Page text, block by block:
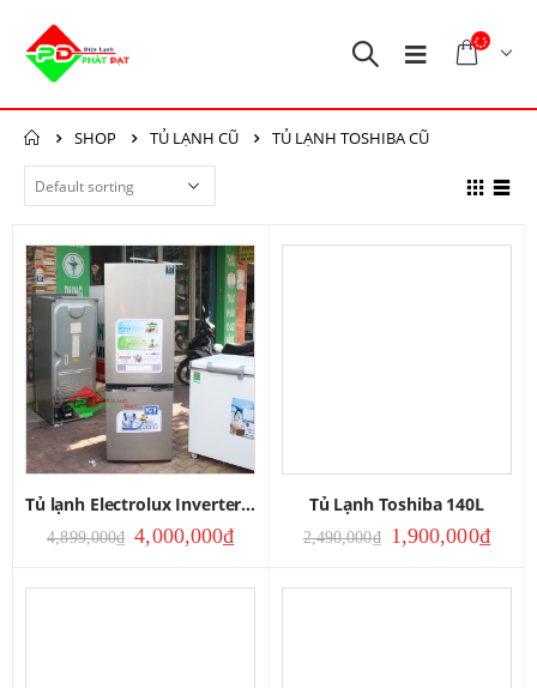
SHOP TỦ LẠNH CŨ TỦ LẠNH TOSHIBA CŨ
Tủ lạnh Electrolux Inverter 251L
4,899,000₫ 4,000,000₫
Tủ Lạnh Toshiba 140L
2,490,000₫ 1,900,000₫